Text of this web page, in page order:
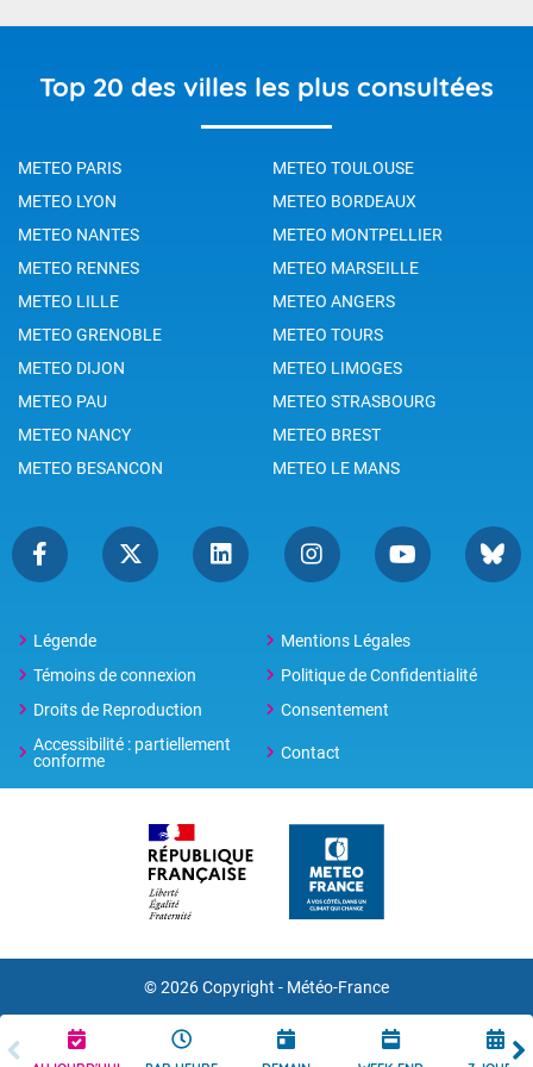
Top 20 des villes les plus consultées
METEO PARIS
METEO TOULOUSE
METEO LYON
METEO BORDEAUX
METEO NANTES
METEO MONTPELLIER
METEO RENNES
METEO MARSEILLE
METEO LILLE
METEO ANGERS
METEO GRENOBLE
METEO TOURS
METEO DIJON
METEO LIMOGES
METEO PAU
METEO STRASBOURG
METEO NANCY
METEO BREST
METEO BESANCON
METEO LE MANS
Légende
Mentions Légales
Témoins de connexion
Politique de Confidentialité
Droits de Reproduction
Consentement
Accessibilité : partiellement
conforme
Contact
© 2026 Copyright - Météo-France